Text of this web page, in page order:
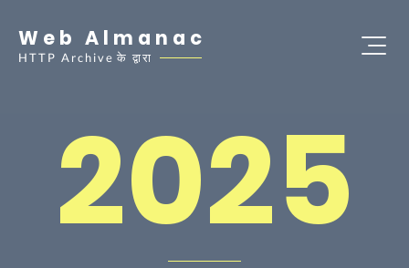
Web Almanac
HTTP Archive के द्वारा
2025